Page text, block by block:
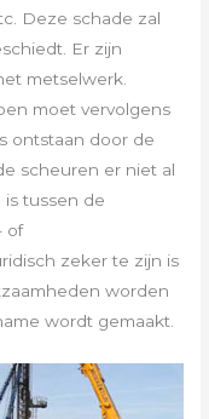
Deze schade zal
Er zijn
metselwerk.
moet vervolgens
ontstaan door de
scheuren er niet al
tussen de
of
zeker te zijn is
worden
wordt gemaakt.